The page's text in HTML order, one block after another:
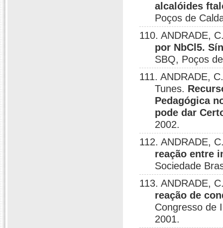
alcalóides
Poços de
110. ANDRADE,
por NbCl5.
SBQ, Poços
111. ANDRADE,
Tunes.
Pedagógica
pode dar
2002.
112. ANDRADE,
reação entre
Sociedade
113. ANDRADE,
reação de
Congresso de
2001.